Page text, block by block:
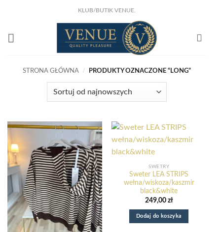
KLUB/BUTIK VENUE.
STRONA GŁÓWNA / PRODUKTY OZNACZONE “LONG”
SWETRY
Sweter LEA STRIPS
wełna/wiskoza/kaszmir
black&white
249,00 zł
Dodaj do koszyka
NOWA KSIĄŻKA Joanny Marciniak Wróblewskiej
Już w sprzedaży!